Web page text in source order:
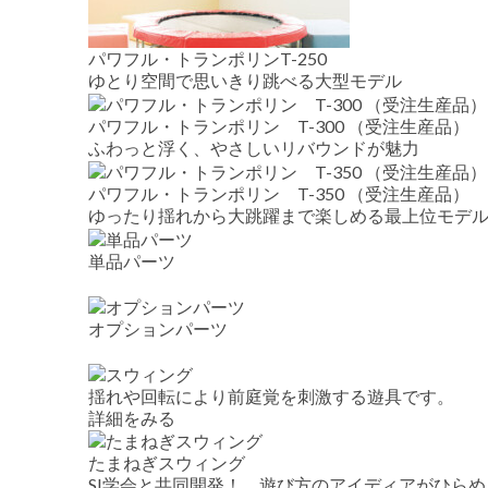
パワフル・トランポリンT-250
ゆとり空間で思いきり跳べる大型モデル
パワフル・トランポリン T-300 （受注生産品）
ふわっと浮く、やさしいリバウンドが魅力
パワフル・トランポリン T-350 （受注生産品）
ゆったり揺れから大跳躍まで楽しめる最上位モデル
単品パーツ
オプションパーツ
揺れや回転により前庭覚を刺激する遊具です。
詳細をみる
たまねぎスウィング